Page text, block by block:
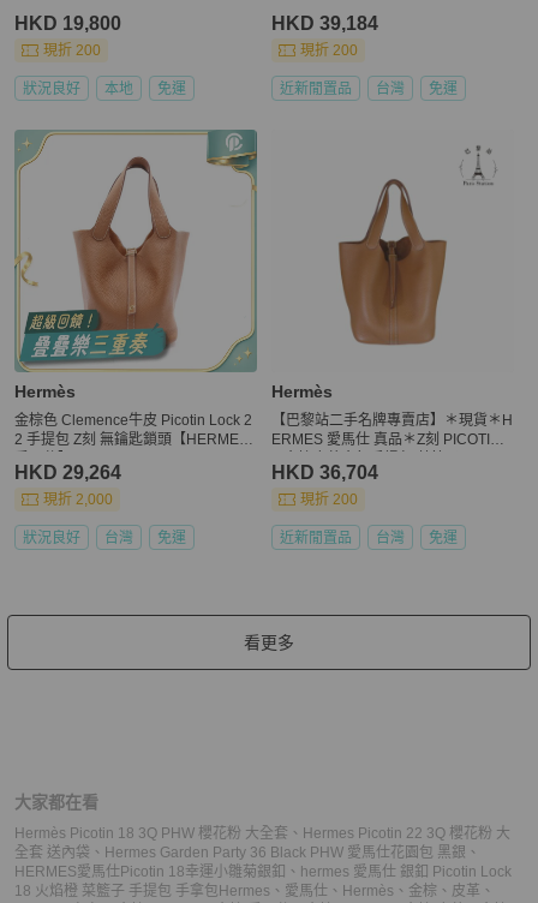
HKD 19,800
現折 200
狀況良好 本地 免運
HKD 39,184
現折 200
近新閒置品 台灣 免運
Hermès
金棕色 Clemence牛皮 Picotin Lock 2
2 手提包 Z刻 無鑰匙鎖頭【HERMES
HKD 29,264
現折 2,000
狀況良好 台灣 免運
Hermès
【巴黎站二手名牌專賣店】＊現貨＊H
ERMES 愛馬仕 真品＊Z刻 PICOTIN 2
HKD 36,704
現折 200
近新閒置品 台灣 免運
看更多
大家都在看
Hermès Picotin 18 3Q PHW 櫻花粉 大全套 、 Hermes Picotin 22 3Q 櫻花粉 大
全套 送內袋 、 Hermes Garden Party 36 Black PHW 愛馬仕花園包 黑銀 、
HERMES愛馬仕Picotin 18幸運小雛菊銀釦 、 hermes 愛馬仕 銀釦 Picotin Lock
18 火焰橙 菜籃子 手提包 手拿包 Hermes 、 愛馬仕 、 Hermès 、 金棕 、 皮革 、